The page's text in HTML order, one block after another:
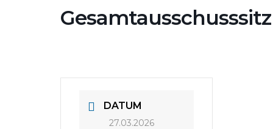
DATUM
27.03.2026